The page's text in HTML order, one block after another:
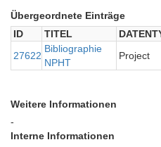
Übergeordnete Einträge
ID
TITEL
27622
Bibliographie
NPHT
Project
Weitere Informationen
-
Interne Informationen